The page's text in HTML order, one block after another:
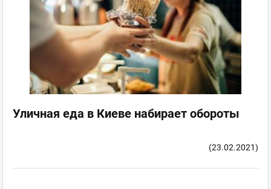
Уличная еда в Киеве набирает обороты
(23.02.2021)